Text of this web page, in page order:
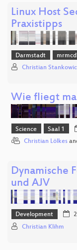
Linux Host
Praxistipps
Darmstadt
Christian Stankowic
Wie fliegt
Science Saal 1
Christian Lölkes
Dynamische
und AJV
Development
Christian Klihm